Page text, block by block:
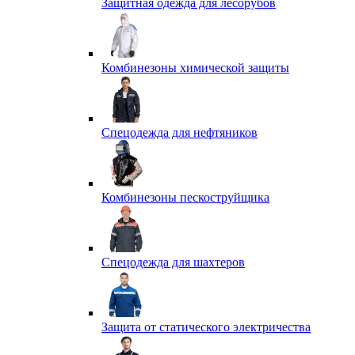
Защитная одежда для лесорубов
Комбинезоны химической защиты
Спецодежда для нефтяников
Комбинезоны пескоструйщика
Спецодежда для шахтеров
Защита от статического электричества